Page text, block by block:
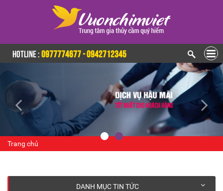
HOTLINE :0977774677 - 0942712345
Trang chủ
DANH MỤC TIN TỨC